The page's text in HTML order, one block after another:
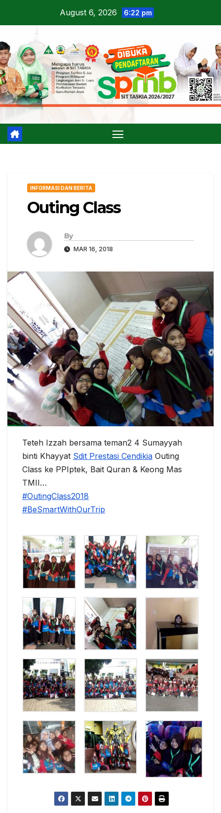
August 6, 2026 6:22 pm
INFORMASI DAN BERITA
Outing Class
By
MAR 16, 2018
Teteh Izzah bersama teman2 4 Sumayyah
binti Khayyat Sdit Prestasi Cendikia Outing
Class ke PPIptek, Bait Quran & Keong Mas
TMII…
#OutingClass2018
#BeSmartWithOurTrip